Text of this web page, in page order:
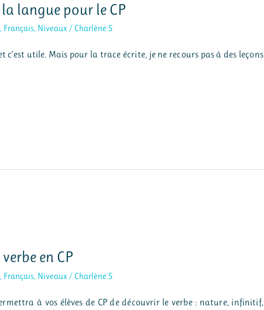
langue pour le CP
, Français, Niveaux/ Charlène S
c’est utile. Mais pour la trace écrite, je ne recours pas à des leçons
en CP
, Français, Niveaux/ Charlène S
à vos élèves de CP de découvrir le verbe : nature, infinitif,